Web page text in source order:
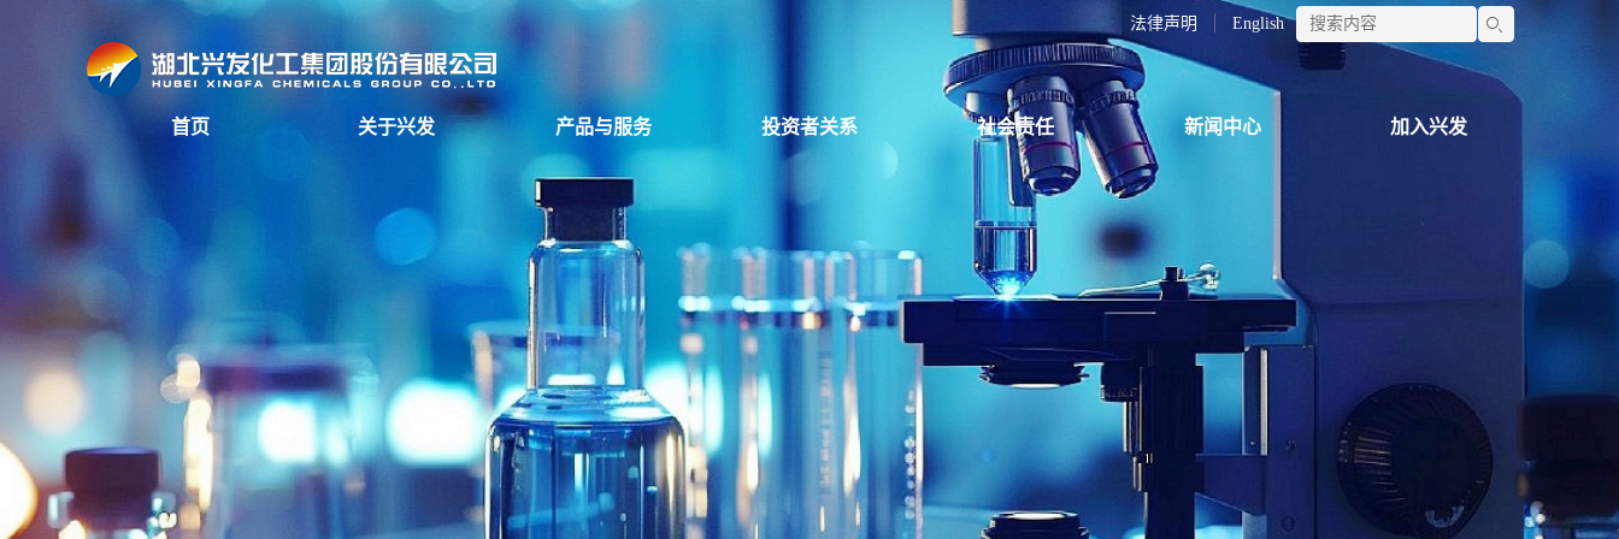
法律声明 English
首页 关于兴发 产品与服务 投资者关系 社会责任 新闻中心 加入兴发